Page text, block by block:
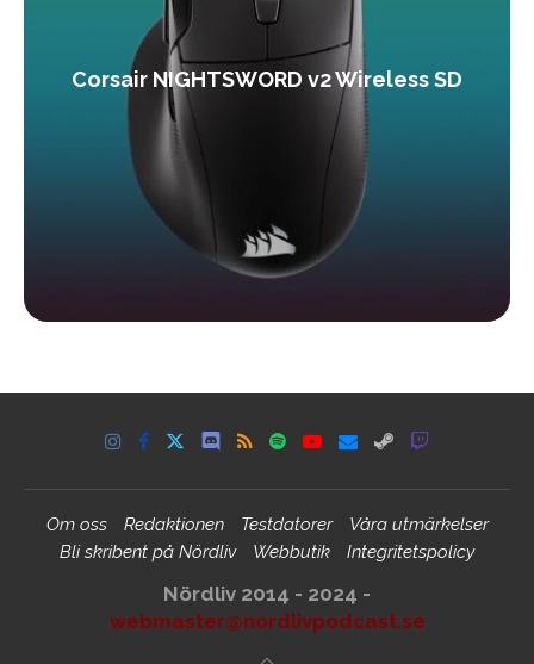
Corsair NIGHTSWORD v2 Wireless SD
Om oss Redaktionen Testdatorer
Våra utmärkelser
Bli skribent på Nördliv
Webbutik Integritetspolicy
Nördliv 2014 - 2024 -
webmaster@nordlivpodcast.se